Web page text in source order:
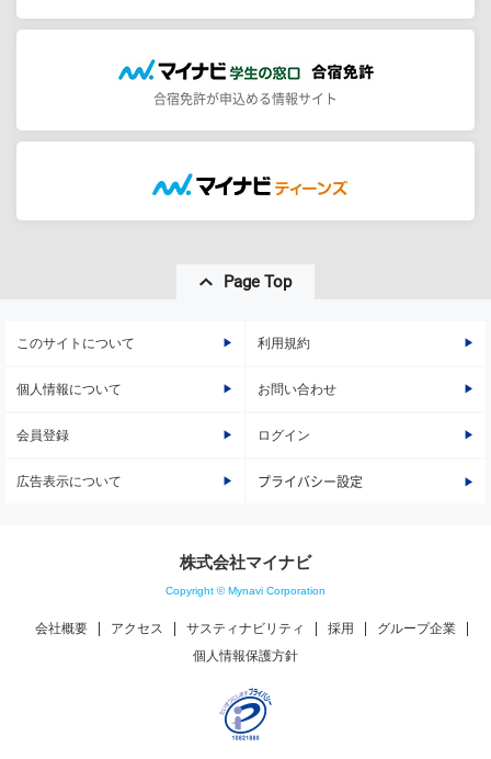
合宿免許が申込める情報サイト
Page Top
このサイトについて 利用規約
個人情報について お問い合わせ
会員登録 ログイン
広告表示について プライバシー設定
株式会社マイナビ
Copyright © Mynavi Corporation
会社概要 アクセス サスティナビリティ 採用
グループ企業
個人情報保護方針